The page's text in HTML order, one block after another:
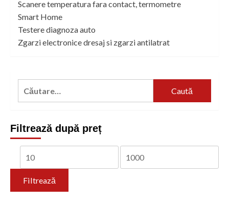
Scanere temperatura fara contact, termometre
Smart Home
Testere diagnoza auto
Zgarzi electronice dresaj si zgarzi antilatrat
Caută
Filtrează după preț
Preț
minim
Preț
maxim
Filtrează